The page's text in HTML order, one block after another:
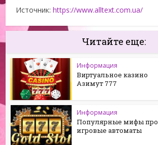
Источник:https://www.alltext.com.ua/
Читайте еще:
Информация
Виртуальное казино
Азимут 777
Информация
Популярные мифы про
игровые автоматы